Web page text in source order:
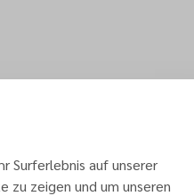
Surferlebnis auf unserer
zu zeigen und um unseren